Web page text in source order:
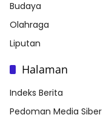
Budaya
Olahraga
Liputan
Halaman
Indeks Berita
Pedoman Media Siber